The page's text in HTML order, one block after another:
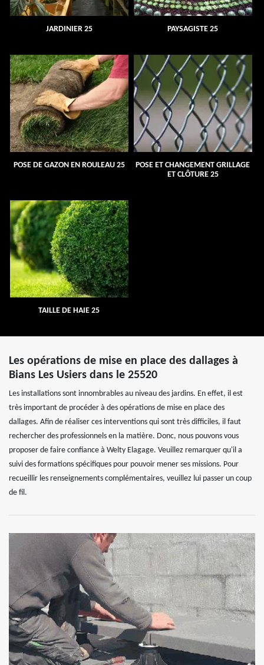
JARDINIER 25 PAYSAGISTE 25
POSE DE GAZON EN ROULEAU 25
POSE ET CHANGEMENT GRILLAGE
ET CLÔTURE 25
TAILLE DE HAIE 25
Les opérations de mise en place des dallages à
Bians Les Usiers dans le 25520
Les installations sont innombrables au niveau des jardins. En effet, il est
très important de procéder à des opérations de mise en place des
dallages. Afin de réaliser ces interventions qui sont très difficiles, il faut
rechercher des professionnels en la matière. Donc, nous pouvons vous
proposer de faire confiance à Welty Elagage. Veuillez remarquer qu'il a
suivi des formations spécifiques pour pouvoir mener ses missions. Pour
recueillir les renseignements complémentaires, veuillez lui passer un coup
de fil.